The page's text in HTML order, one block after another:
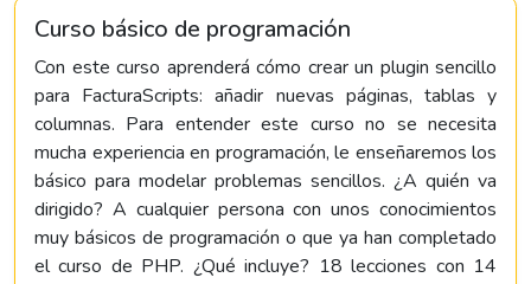
Curso básico de programación
Con este curso aprenderá cómo crear un plugin sencillo
para FacturaScripts: añadir nuevas páginas, tablas y
columnas. Para entender este curso no se necesita
mucha experiencia en programación, le enseñaremos los
básico para modelar problemas sencillos. ¿A quién va
dirigido? A cualquier persona con unos conocimientos
muy básicos de programación o que ya han completado
el curso de PHP. ¿Qué incluye? 18 lecciones con 14